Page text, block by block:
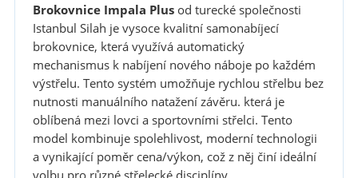
Brokovnice Impala Plusod turecké společnosti
Istanbul Silah je vysoce kvalitní samonabíjecí
brokovnice, která využívá automatický
mechanismus k nabíjení nového náboje po každém
výstřelu. Tento systém umožňuje rychlou střelbu bez
nutnosti manuálního natažení závěru. která je
oblíbená mezi lovci a sportovními střelci. Tento
model kombinuje spolehlivost, moderní technologii
a vynikající poměr cena/výkon, což z něj činí ideální